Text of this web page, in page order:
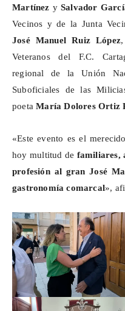
Martínez ySalvador
Vecinos y de la Junta
José Manuel Ruiz López
Veteranos del F.C.
regional de la Unión
Suboficiales de las
poetaMaría Dolores Ortiz
«Este evento es el
hoy multitud de familiares,
profesión al gran José
gastronomía comarcal»,